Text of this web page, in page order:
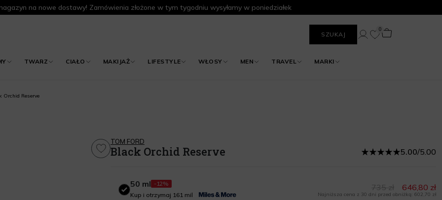
na nowe dostawy! Zamówienia złożone w tym tygodniu wysyłamy w poniedziałek
SZUKAJ
TWARZ CIAŁO MAKIJAŻ LIFESTYLE WŁOSY MEN TRAVEL MARKI
0
Orchid Reserve
TOM FORD
Black Orchid Reserve 5.00/5.00
50 ml
50 ml -12%
Kup i otrzymaj 161 mil
646,80 zł
Najniższa cena z 30 dni przed obniżką: 602,70 zł